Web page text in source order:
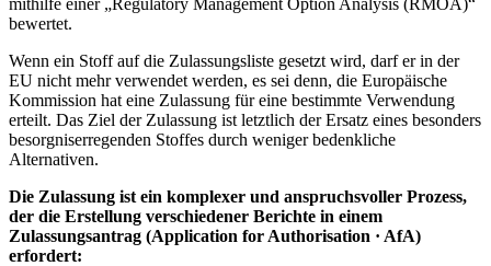
bewertet.
Wenn ein Stoff auf die Zulassungsliste gesetzt wird, darf er in der
EU nicht mehr verwendet werden, es sei denn, die Europäische
Kommission hat eine Zulassung für eine bestimmte Verwendung
erteilt. Das Ziel der Zulassung ist letztlich der Ersatz eines besonders
besorgniserregenden Stoffes durch weniger bedenkliche
Alternativen.
Die Zulassung ist ein komplexer und anspruchsvoller Prozess,
der die Erstellung verschiedener Berichte in einem
Zulassungsantrag (Application for Authorisation · AfA)
erfordert: